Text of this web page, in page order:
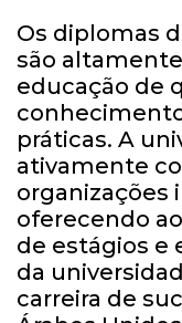
Os diplomas
são
educação de
práticas. A
ativamente
organizações
oferecendo
de estágios e
da
carreira de